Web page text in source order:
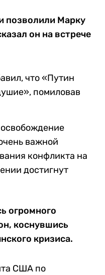
позволили Марку
он на встрече
что «Путин
помиловав
важной
конфликта на
достигнут
огромного
коснувшись
кризиса.
США по